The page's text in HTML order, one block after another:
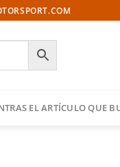
EL ARTÍCULO QUE